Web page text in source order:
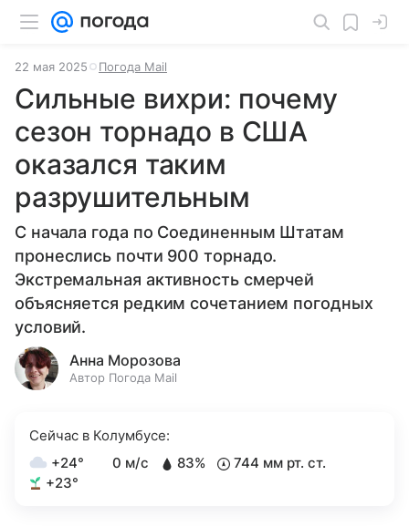
22 мая 2025 Погода Mail
Сильные вихри: почему
сезон торнадо в США
оказался таким
разрушительным
С начала года по Соединенным Штатам
пронеслись почти 900 торнадо.
Экстремальная активность смерчей
объясняется редким сочетанием погодных
условий.
Анна Морозова
Автор Погода Mail
Сейчас в Колумбусе:
+24°
0 м/с 83%
744 мм рт. ст.
+23°